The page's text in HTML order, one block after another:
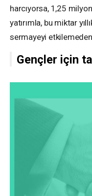
harcıyorsa, 1,25
yatırımla, bu miktar
sermayeyi
Gençler için